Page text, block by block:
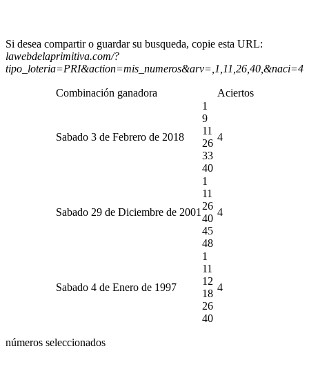
Si desea compartir o guardar su busqueda, copie esta URL:
lawebdelaprimitiva.com/?
tipo_loteria=PRI&action=mis_numeros&arv=,1,11,26,40,&naci=4
Combinación ganadora Aciertos
Sabado 3 de Febrero de 2018
1
9
11
26
33
40
4
Sabado 29 de Diciembre de 2001
1
11
26
40
45
48
4
Sabado 4 de Enero de 1997
1
11
12
18
26
40
4
números seleccionados